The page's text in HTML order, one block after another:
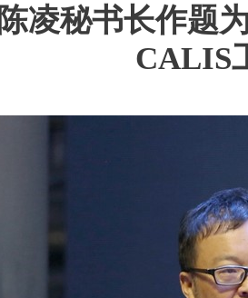
陈凌秘书长作题
CALIS